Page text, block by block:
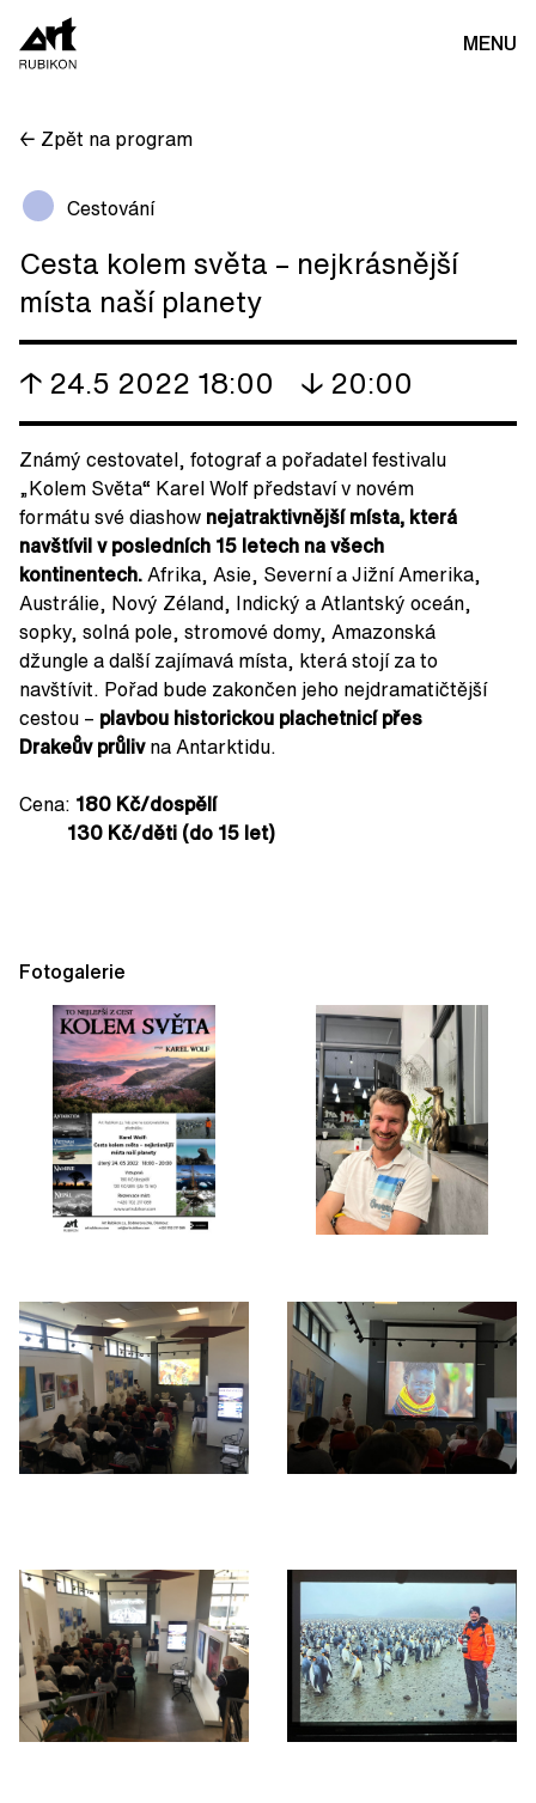
MENU
← Zpět na program
Cestování
Cesta kolem světa – nejkrásnější
místa naší planety
↑ 24.5 2022 18:00 ↓ 20:00
Známý cestovatel, fotograf a pořadatel festivalu
„Kolem Světa“ Karel Wolf představí v novém
formátu své diashow nejatraktivnější místa, která
navštívil v posledních 15 letech na všech
kontinentech. Afrika, Asie, Severní a Jižní Amerika,
Austrálie, Nový Zéland, Indický a Atlantský oceán,
sopky, solná pole, stromové domy, Amazonská
džungle a další zajímavá místa, která stojí za to
navštívit. Pořad bude zakončen jeho nejdramatičtější
cestou – plavbou historickou plachetnicí přes
Drakeův průlivna Antarktidu.
Cena: 180 Kč/dospělí
130 Kč/děti (do 15 let)
Fotogalerie